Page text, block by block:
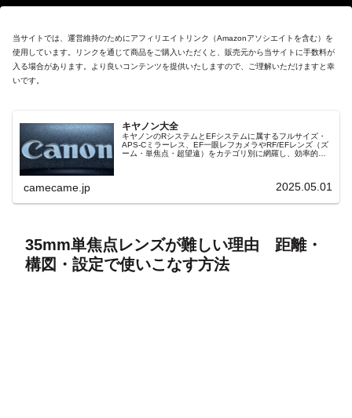
当サイトでは、運営維持のためにアフィリエイトリンク（Amazonアソシエイトを含む）を
使用しています。リンクを通じて商品をご購入いただくと、販売元から当サイトに手数料が
入る場合があります。より良いコンテンツを提供いたしますので、ご理解いただけますと幸
いです。
キヤノン大全
キヤノンのRシステムとEFシステムに属するフルサイズ・
APS-Cミラーレス、EF一眼レフカメラやRF/EFレンズ（ズ
ーム・単焦点・超望遠）をカテゴリ別に網羅し、効率的に
camecame.jp 2025.05.01
35mm単焦点レンズが難しい理由 距離・
構図・設定で使いこなす方法